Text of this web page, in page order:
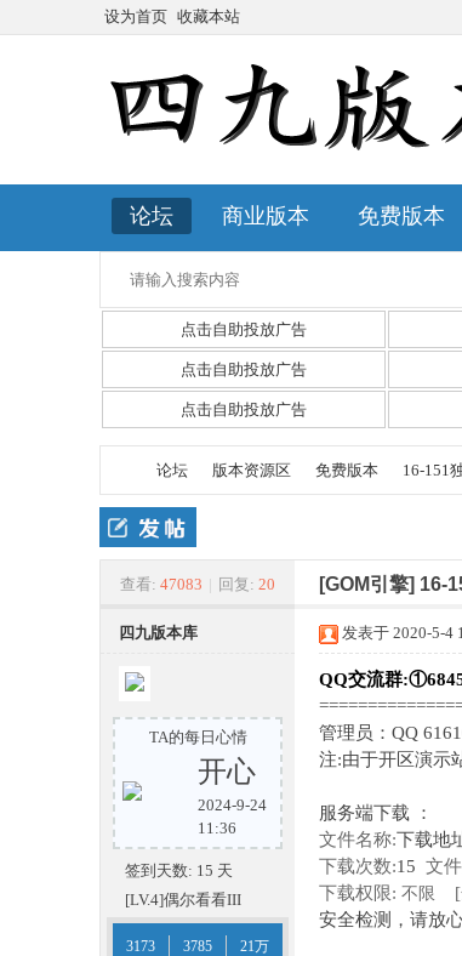
设为首页 收藏本站
论坛 商业版本 免费版本
点击自助投放广告
点击自助投放广告
点击自助投放广告
四
九
»
论坛 版本资源区 免费版本
›
16-151
查看: 47083 | 回复: 20 [GOM引擎] 16-
四九版本库
TA的每日心情
开心
2024-9-24
11:36
签到天数: 15 天
[LV.4]偶尔看看III
3173
3785
21万
发表于 2020-5-4
QQ交流群
管理员：QQ
注:由于开区演示
服务端下载 ：
文件名称:下载地
下载次数:15 文
下载权限: 不限
安全检测，请放